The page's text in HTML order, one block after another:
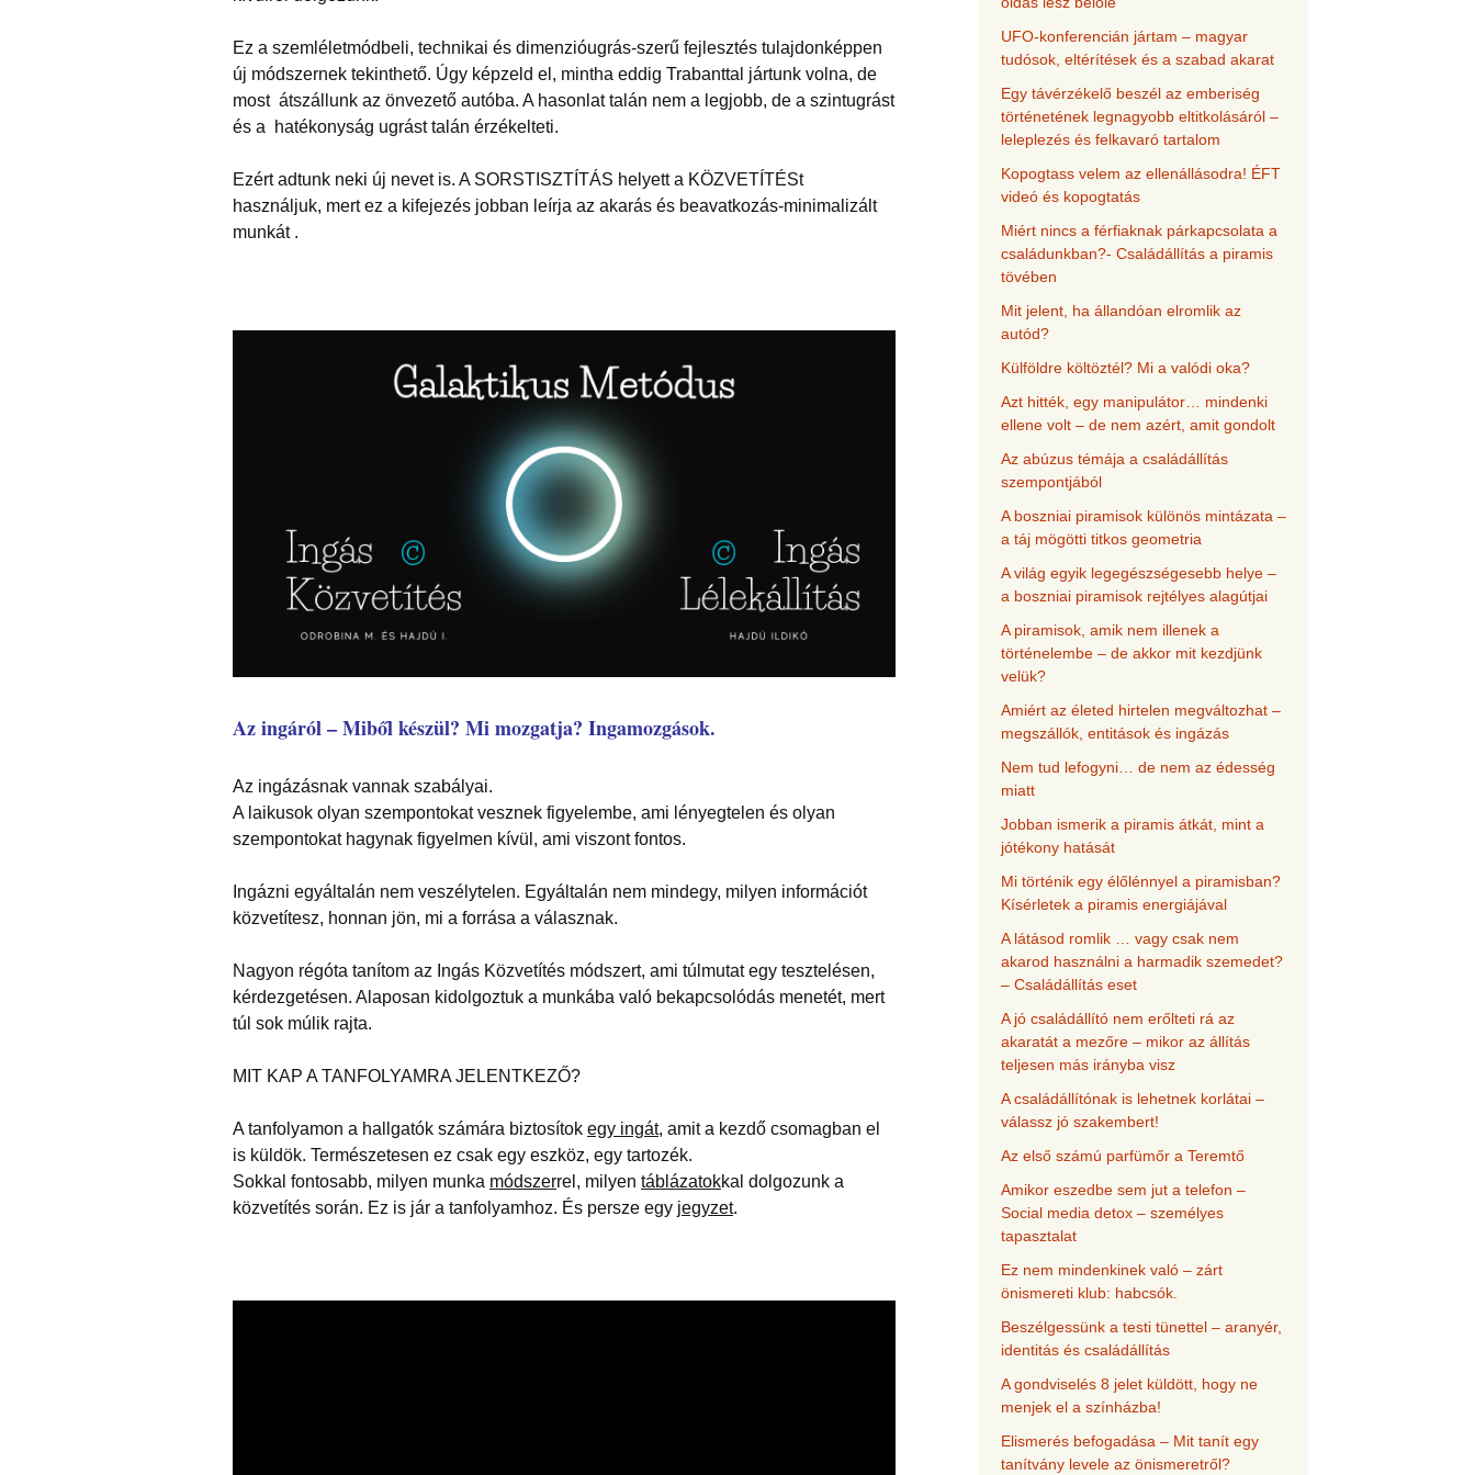
Ez a szemléletmódbeli, technikai és dimenzióugrás-szerű fejlesztés tulajdonképpen
új módszernek tekinthető. Úgy képzeld el, mintha eddig Trabanttal jártunk volna, de
most átszállunk az önvezető autóba. A hasonlat talán nem a legjobb, de a szintugrást
és a hatékonyság ugrást talán érzékelteti.
Ezért adtunk neki új nevet is. A SORSTISZTÍTÁS helyett a KÖZVETÍTÉSt
használjuk, mert ez a kifejezés jobban leírja az akarás és beavatkozás-minimalizált
munkát .
Az ingáról – Miből készül? Mi mozgatja? Ingamozgások.
Az ingázásnak vannak szabályai.
A laikusok olyan szempontokat vesznek figyelembe, ami lényegtelen és olyan
szempontokat hagynak figyelmen kívül, ami viszont fontos.
Ingázni egyáltalán nem veszélytelen. Egyáltalán nem mindegy, milyen információt
közvetítesz, honnan jön, mi a forrása a válasznak.
Nagyon régóta tanítom az Ingás Közvetítés módszert, ami túlmutat egy tesztelésen,
kérdezgetésen. Alaposan kidolgoztuk a munkába való bekapcsolódás menetét, mert
túl sok múlik rajta.
MIT KAP A TANFOLYAMRA JELENTKEZŐ?
A tanfolyamon a hallgatók számára biztosítok egy ingát, amit a kezdő csomagban el
is küldök. Természetesen ez csak egy eszköz, egy tartozék.
Sokkal fontosabb, milyen munka módszerrel, milyen táblázatokkal dolgozunk a
közvetítés során. Ez is jár a tanfolyamhoz. És persze egy jegyzet.
UFO-konferencián jártam – magyar
tudósok, eltérítések és a szabad akarat
Egy távérzékelő beszél az emberiség
történetének legnagyobb eltitkolásáról –
leleplezés és felkavaró tartalom
Kopogtass velem az ellenállásodra! ÉFT
videó és kopogtatás
Miért nincs a férfiaknak párkapcsolata a
családunkban?- Családállítás a piramis
tövében
Mit jelent, ha állandóan elromlik az
autód?
Külföldre költöztél? Mi a valódi oka?
Azt hitték, egy manipulátor… mindenki
ellene volt – de nem azért, amit gondolt
Az abúzus témája a családállítás
szempontjából
A boszniai piramisok különös mintázata –
a táj mögötti titkos geometria
A világ egyik legegészségesebb helye –
a boszniai piramisok rejtélyes alagútjai
A piramisok, amik nem illenek a
történelembe – de akkor mit kezdjünk
velük?
Amiért az életed hirtelen megváltozhat –
megszállók, entitások és ingázás
Nem tud lefogyni… de nem az édesség
miatt
Jobban ismerik a piramis átkát, mint a
jótékony hatását
Mi történik egy élőlénnyel a piramisban?
Kísérletek a piramis energiájával
A látásod romlik … vagy csak nem
akarod használni a harmadik szemedet?
– Családállítás eset
A jó családállító nem erőlteti rá az
akaratát a mezőre – mikor az állítás
teljesen más irányba visz
A családállítónak is lehetnek korlátai –
válassz jó szakembert!
Az első számú parfümőr a Teremtő
Amikor eszedbe sem jut a telefon –
Social media detox – személyes
tapasztalat
Ez nem mindenkinek való – zárt
önismereti klub: habcsók.
Beszélgessünk a testi tünettel – aranyér,
identitás és családállítás
A gondviselés 8 jelet küldött, hogy ne
menjek el a színházba!
Elismerés befogadása – Mit tanít egy
tanítvány levele az önismeretről?